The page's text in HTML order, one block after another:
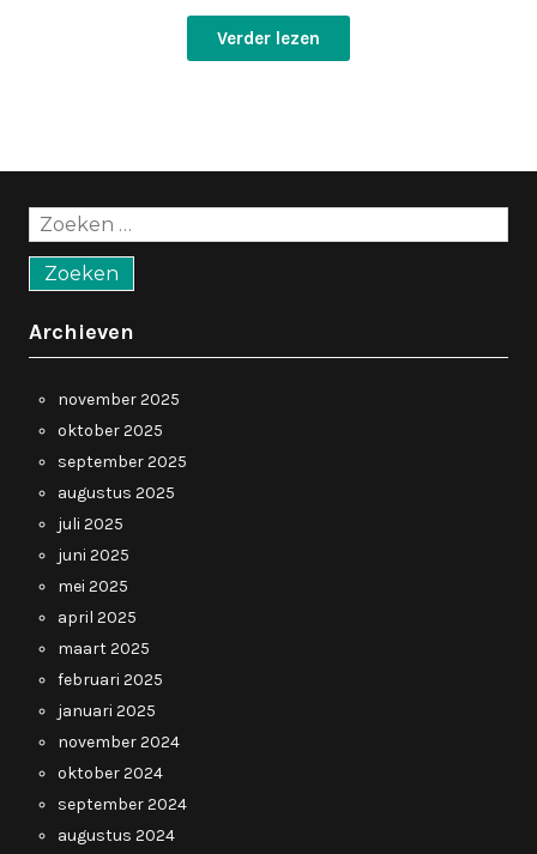
Verder lezen
Zoeken
naar:
Archieven
november 2025
oktober 2025
september 2025
augustus 2025
juli 2025
juni 2025
mei 2025
april 2025
maart 2025
februari 2025
januari 2025
november 2024
oktober 2024
september 2024
augustus 2024